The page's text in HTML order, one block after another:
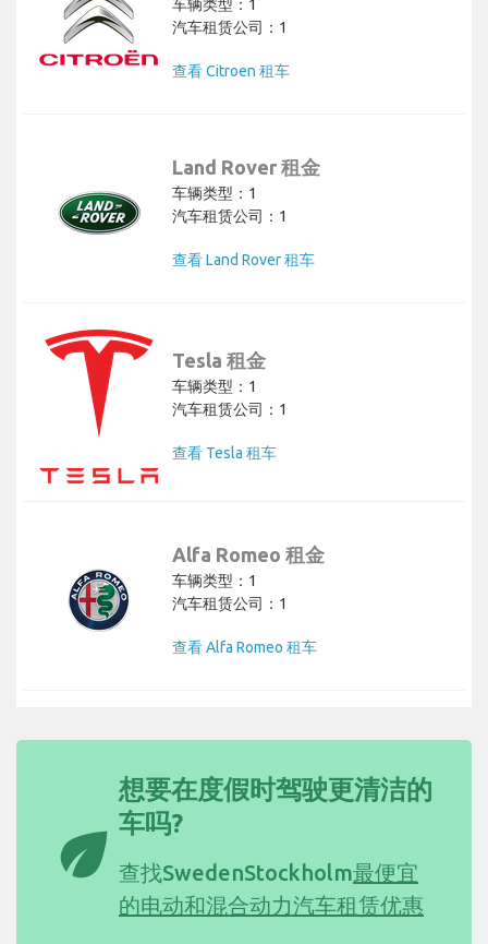
车辆类型：1
汽车租赁公司：1
查看 Citroen 租车
Land Rover 租金
车辆类型：1
汽车租赁公司：1
查看 Land Rover 租车
Tesla 租金
车辆类型：1
汽车租赁公司：1
查看 Tesla 租车
Alfa Romeo 租金
车辆类型：1
汽车租赁公司：1
查看 Alfa Romeo 租车
eco
想要在度假时驾驶更清洁的
车吗?
查找SwedenStockholm最便宜
的电动和混合动力汽车租赁优惠